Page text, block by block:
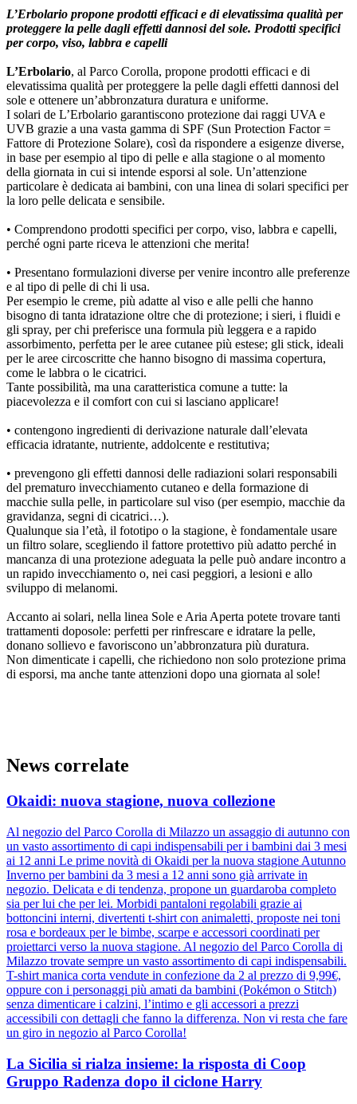
L’Erbolario propone prodotti efficaci e di elevatissima qualità per
proteggere la pelle dagli effetti dannosi del sole. Prodotti specifici
per corpo, viso, labbra e capelli
L’Erbolario, al Parco Corolla, propone prodotti efficaci e di
elevatissima qualità per proteggere la pelle dagli effetti dannosi del
sole e ottenere un’abbronzatura duratura e uniforme.
I solari de L’Erbolario garantiscono protezione dai raggi UVA e
UVB grazie a una vasta gamma di SPF (Sun Protection Factor =
Fattore di Protezione Solare), così da rispondere a esigenze diverse,
in base per esempio al tipo di pelle e alla stagione o al momento
della giornata in cui si intende esporsi al sole. Un’attenzione
particolare è dedicata ai bambini, con una linea di solari specifici per
la loro pelle delicata e sensibile.
• Comprendono prodotti specifici per corpo, viso, labbra e capelli,
perché ogni parte riceva le attenzioni che merita!
• Presentano formulazioni diverse per venire incontro alle preferenze
e al tipo di pelle di chi li usa.
Per esempio le creme, più adatte al viso e alle pelli che hanno
bisogno di tanta idratazione oltre che di protezione; i sieri, i fluidi e
gli spray, per chi preferisce una formula più leggera e a rapido
assorbimento, perfetta per le aree cutanee più estese; gli stick, ideali
per le aree circoscritte che hanno bisogno di massima copertura,
come le labbra o le cicatrici.
Tante possibilità, ma una caratteristica comune a tutte: la
piacevolezza e il comfort con cui si lasciano applicare!
• contengono ingredienti di derivazione naturale dall’elevata
efficacia idratante, nutriente, addolcente e restitutiva;
• prevengono gli effetti dannosi delle radiazioni solari responsabili
del prematuro invecchiamento cutaneo e della formazione di
macchie sulla pelle, in particolare sul viso (per esempio, macchie da
gravidanza, segni di cicatrici…).
Qualunque sia l’età, il fototipo o la stagione, è fondamentale usare
un filtro solare, scegliendo il fattore protettivo più adatto perché in
mancanza di una protezione adeguata la pelle può andare incontro a
un rapido invecchiamento o, nei casi peggiori, a lesioni e allo
sviluppo di melanomi.
Accanto ai solari, nella linea Sole e Aria Aperta potete trovare tanti
trattamenti doposole: perfetti per rinfrescare e idratare la pelle,
donano sollievo e favoriscono un’abbronzatura più duratura.
Non dimenticate i capelli, che richiedono non solo protezione prima
di esporsi, ma anche tante attenzioni dopo una giornata al sole!
News correlate
Okaidi: nuova stagione, nuova collezione
Al negozio del Parco Corolla di Milazzo un assaggio di autunno con
un vasto assortimento di capi indispensabili per i bambini dai 3 mesi
ai 12 anni Le prime novità di Okaidi per la nuova stagione Autunno
Inverno per bambini da 3 mesi a 12 anni sono già arrivate in
negozio. Delicata e di tendenza, propone un guardaroba completo
sia per lui che per lei. Morbidi pantaloni regolabili grazie ai
bottoncini interni, divertenti t-shirt con animaletti, proposte nei toni
rosa e bordeaux per le bimbe, scarpe e accessori coordinati per
proiettarci verso la nuova stagione. Al negozio del Parco Corolla di
Milazzo trovate sempre un vasto assortimento di capi indispensabili.
T-shirt manica corta vendute in confezione da 2 al prezzo di 9,99€,
oppure con i personaggi più amati da bambini (Pokémon o Stitch)
senza dimenticare i calzini, l’intimo e gli accessori a prezzi
accessibili con dettagli che fanno la differenza. Non vi resta che fare
un giro in negozio al Parco Corolla!
La Sicilia si rialza insieme: la risposta di Coop
Gruppo Radenza dopo il ciclone Harry